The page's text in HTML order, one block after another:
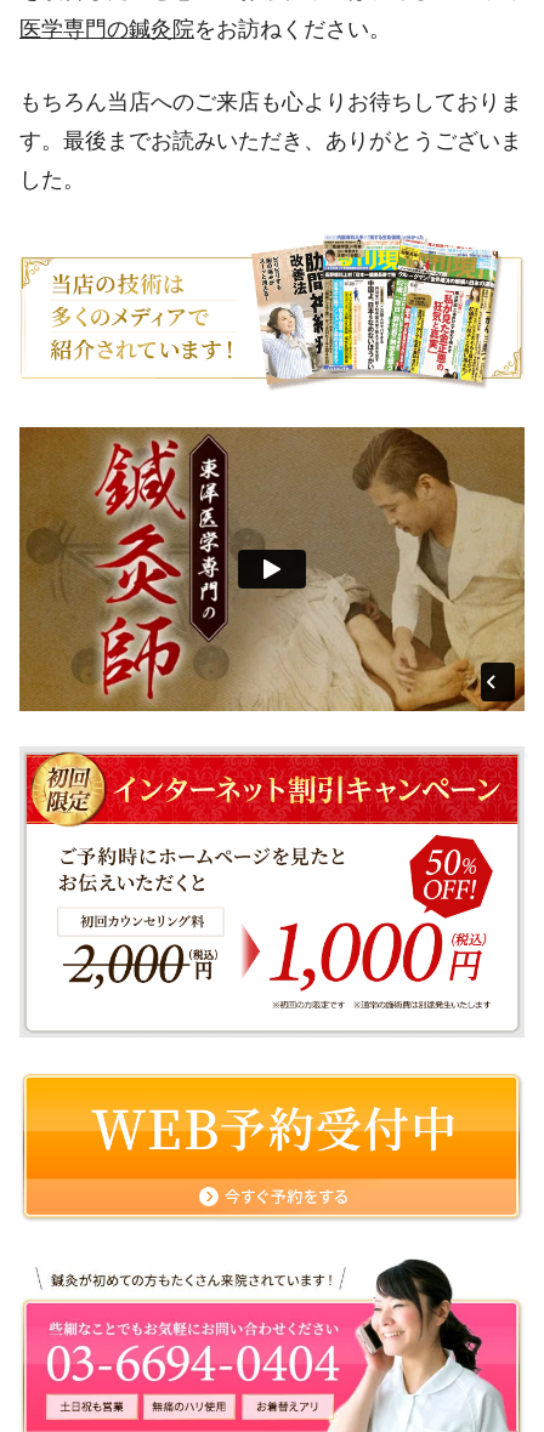
医学専門の鍼灸院をお訪ねください。
もちろん当店へのご来店も心よりお待ちしておりま
す。最後までお読みいただき、ありがとうございま
した。